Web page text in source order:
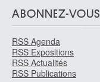
ABONNEZ-VOUS
RSS Agenda
RSS Expositions
RSS Actualités
RSS Publications